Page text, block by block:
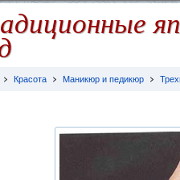
Красота Маникюр и педикюр